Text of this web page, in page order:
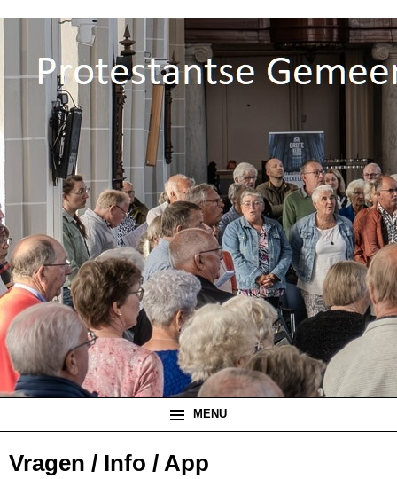
MENU
Vragen / Info / App